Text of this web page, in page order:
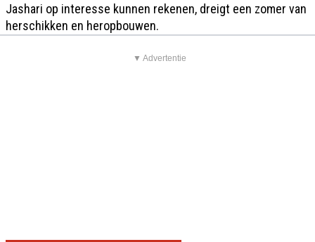
Jashari op interesse kunnen rekenen, dreigt een zomer van
herschikken en heropbouwen.
▼ Advertentie